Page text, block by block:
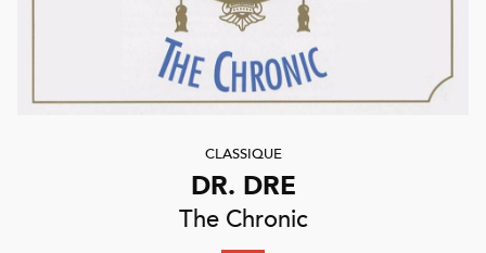
CLASSIQUE
DR. DRE
The Chronic